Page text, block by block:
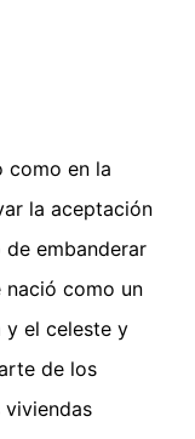
como en la
la aceptación
embanderar
nació como un
y el celeste y
de los